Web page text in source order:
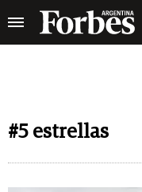
#5 estrellas